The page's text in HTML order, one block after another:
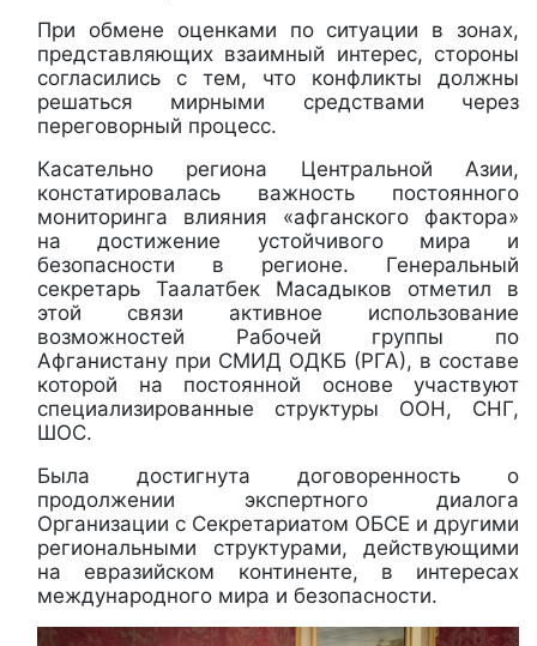
При обмене оценками по ситуации в зонах,
представляющих взаимный интерес, стороны
согласились с тем, что конфликты должны
решаться мирными средствами через
переговорный процесс.
Касательно региона Центральной Азии,
констатировалась важность постоянного
мониторинга влияния «афганского фактора»
на достижение устойчивого мира и
безопасности в регионе. Генеральный
секретарь Таалатбек Масадыков отметил в
этой связи активное использование
возможностей Рабочей группы по
Афганистану при СМИД ОДКБ (РГА), в составе
которой на постоянной основе участвуют
специализированные структуры ООН, СНГ,
ШОС.
Была достигнута договоренность о
продолжении экспертного диалога
Организации с Секретариатом ОБСЕ и другими
региональными структурами, действующими
на евразийском континенте, в интересах
международного мира и безопасности.